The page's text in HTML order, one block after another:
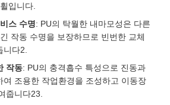
입니다.
스 수명: PU의 탁월한 내마모성은 다른
작동 수명을 보장하므로 빈번한 교체
다2.
작동: PU의 충격흡수 특성으로 진동과
여 조용한 작업환경을 조성하고 이동장
줍니다23.